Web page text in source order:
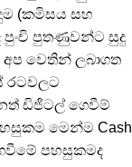
(කමිසය සහ
පුංචි පුතණුවන්ට සුදු
අප වෙතින් ලබාගත
රටවලට
ඩිජිටල් ගෙවීම්
මෙන්ම Cash
පහසුකමද